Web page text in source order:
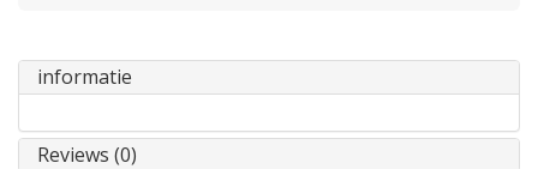
informatie
Reviews (0)